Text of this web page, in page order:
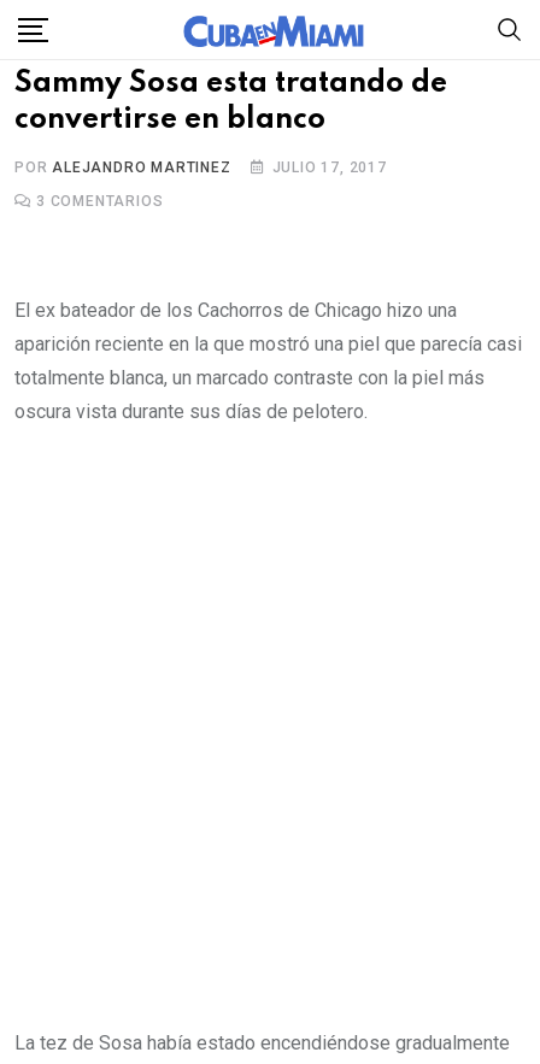
Skip
content
Sammy Sosa esta tratando de
convertirse en blanco
PORALEJANDRO MARTINEZ
JULIO 17, 2017
3 COMENTARIOS
El ex bateador de los Cachorros de Chicago hizo una
aparición reciente en la que mostró una piel que parecía casi
totalmente blanca, un marcado contraste con la piel más
oscura vista durante sus días de pelotero.
La tez de Sosa había estado encendiéndose gradualmente